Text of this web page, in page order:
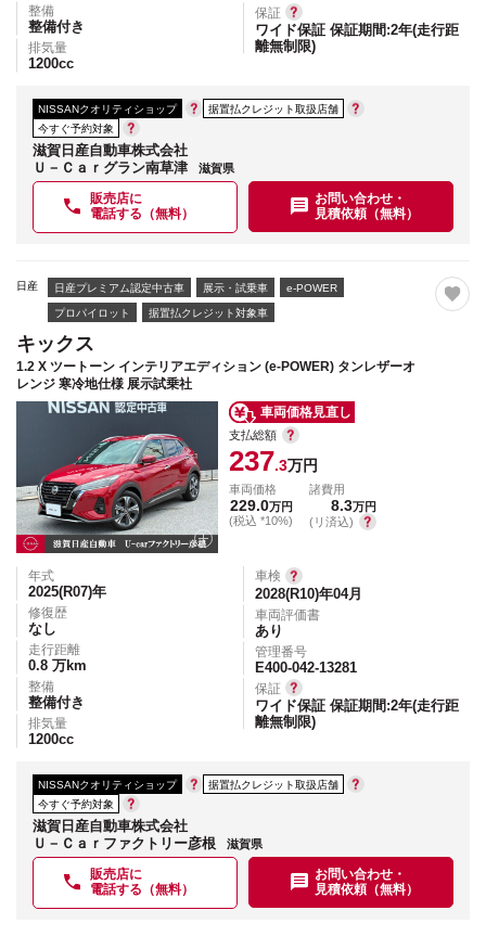
整備
整備付き
排気量
1200cc
保証
ワイド保証 保証期間:2年(走行距
離無制限)
NISSANクオリティショップ
据置払クレジット取扱店舗
今すぐ予約対象
滋賀日産自動車株式会社
Ｕ－Ｃａｒグラン南草津
滋賀県
販売店に
電話する（無料）
お問い合わせ・
見積依頼（無料）
日産 日産プレミアム認定中古車 展示・試乗車 e-POWER
プロパイロット 据置払クレジット対象車
キックス
1.2 X ツートーン インテリアエディション (e-POWER) タンレザーオ
レンジ 寒冷地仕様 展示試乗社
車両価格見直し
支払総額
237.3万円
車両価格
229.0万円
(税込 *10%)
諸費用
8.3万円
(リ済込)
年式
2025(R07)年
修復歴
なし
走行距離
0.8 万km
整備
整備付き
排気量
1200cc
車検
2028(R10)年04月
車両評価書
あり
管理番号
E400-042-13281
保証
ワイド保証 保証期間:2年(走行距
離無制限)
NISSANクオリティショップ
据置払クレジット取扱店舗
今すぐ予約対象
滋賀日産自動車株式会社
Ｕ－Ｃａｒファクトリー彦根
滋賀県
販売店に
電話する（無料）
お問い合わせ・
見積依頼（無料）